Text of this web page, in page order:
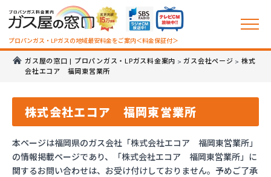
プロパンガス・LPガスの地域最安料金をご案内＜料金保証付＞
ガス屋の窓口 | プロパンガス・LPガス料金案内 >ガス会社ページ > 株式
会社エコア 福岡東営業所
株式会社エコア 福岡東営業所
本ページは福岡県のガス会社「株式会社エコア 福岡東営業所」
の情報掲載ページであり、「株式会社エコア 福岡東営業所」に
関するお問い合わせは、お受け付けしておりません。予めご了承